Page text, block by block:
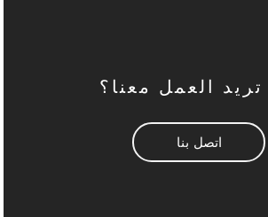
العمل معنا؟
اتصل بنا